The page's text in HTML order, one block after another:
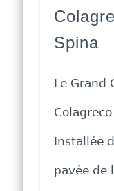
Spina
Le Grand
Installée
pavée de